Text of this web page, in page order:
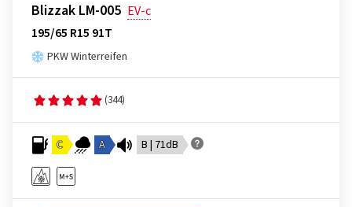
Blizzak LM-005 EV-c
195/65 R15 91T
PKW Winterreifen
(344)
C A B | 71dB